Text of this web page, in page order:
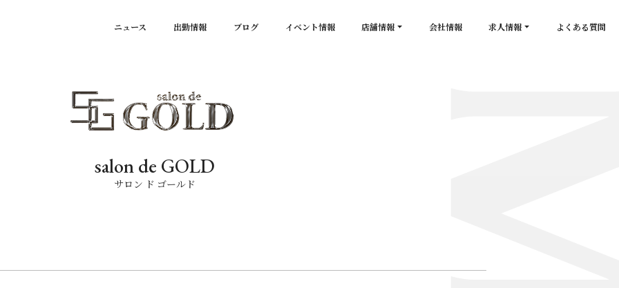
ニュース 出勤情報 ブログ イベント情報 店舗情報 会社情報 求人情報 よくある質問
salon de GOLD
サロン ド ゴールド